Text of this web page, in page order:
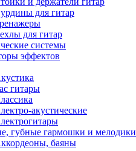
для гитар
для гитар
системы
эффектов
гитары
акустические
губные гармошки и мелодики
баяны